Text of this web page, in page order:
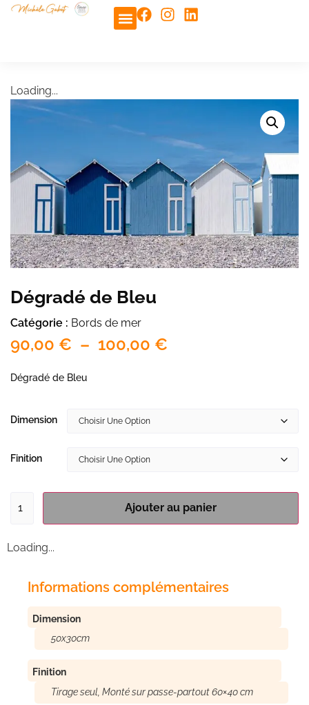
Loading...
Dégradé de Bleu
Catégorie : Bords de mer
90,00 € – 100,00 €
Dégradé de Bleu
Dimension
Finition
Ajouter au panier
Loading...
Informations complémentaires
Dimension
50x30cm
Finition
Tirage seul, Monté sur passe-partout 60×40 cm